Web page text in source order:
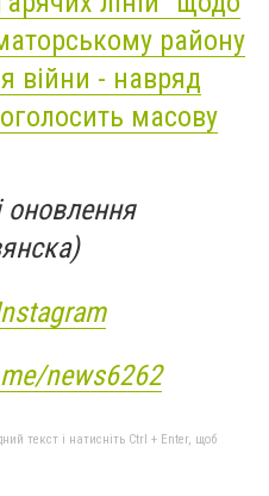
району
війни - навряд
масову
оновлення
news6262
текст і натисніть Ctrl + Enter, щоб